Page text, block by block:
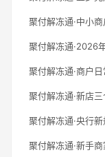
聚付解冻通·中小
聚付解冻通·2026
聚付解冻通·商户
聚付解冻通·新店
聚付解冻通·央行
聚付解冻通·新手